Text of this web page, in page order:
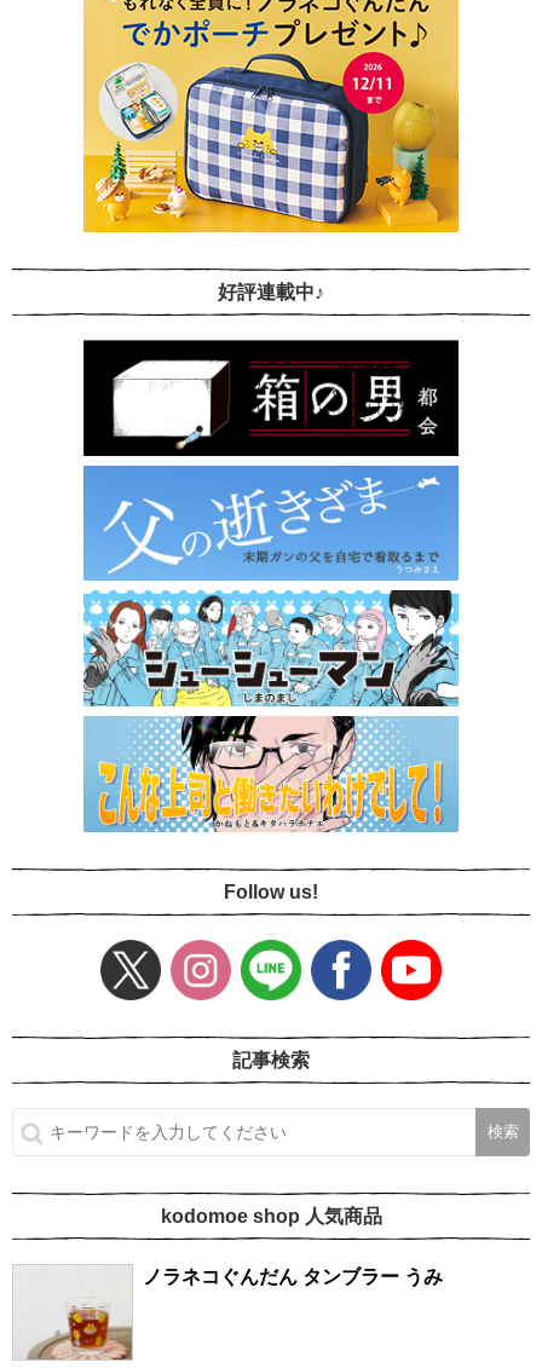
好評連載中♪
Follow us!
記事検索
kodomoe shop 人気商品
ノラネコぐんだん タンブラー うみ